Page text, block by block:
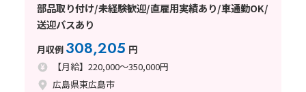
部品取り付け/未経験歓迎/直雇用実績あり/車通勤OK/
送迎バスあり
月収例 308,205 円
【月給】220,000～350,000円
広島県東広島市